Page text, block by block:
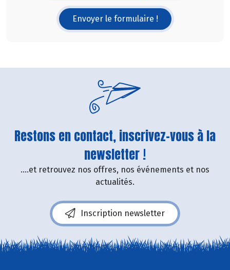
Envoyer le formulaire !
Restons en contact, inscrivez-vous à la
newsletter !
....et retrouvez nos offres, nos événements et nos
actualités.
Inscription newsletter